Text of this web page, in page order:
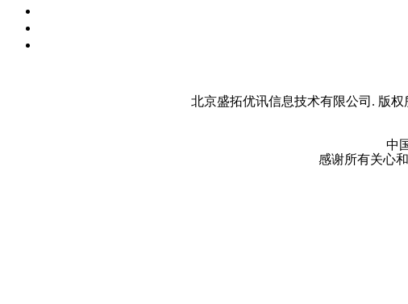
北京盛拓优讯信息技术有限公司. 版权
中
感谢所有关心